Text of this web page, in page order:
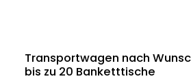
Transportwagen nach
bis zu 20 Banketttische